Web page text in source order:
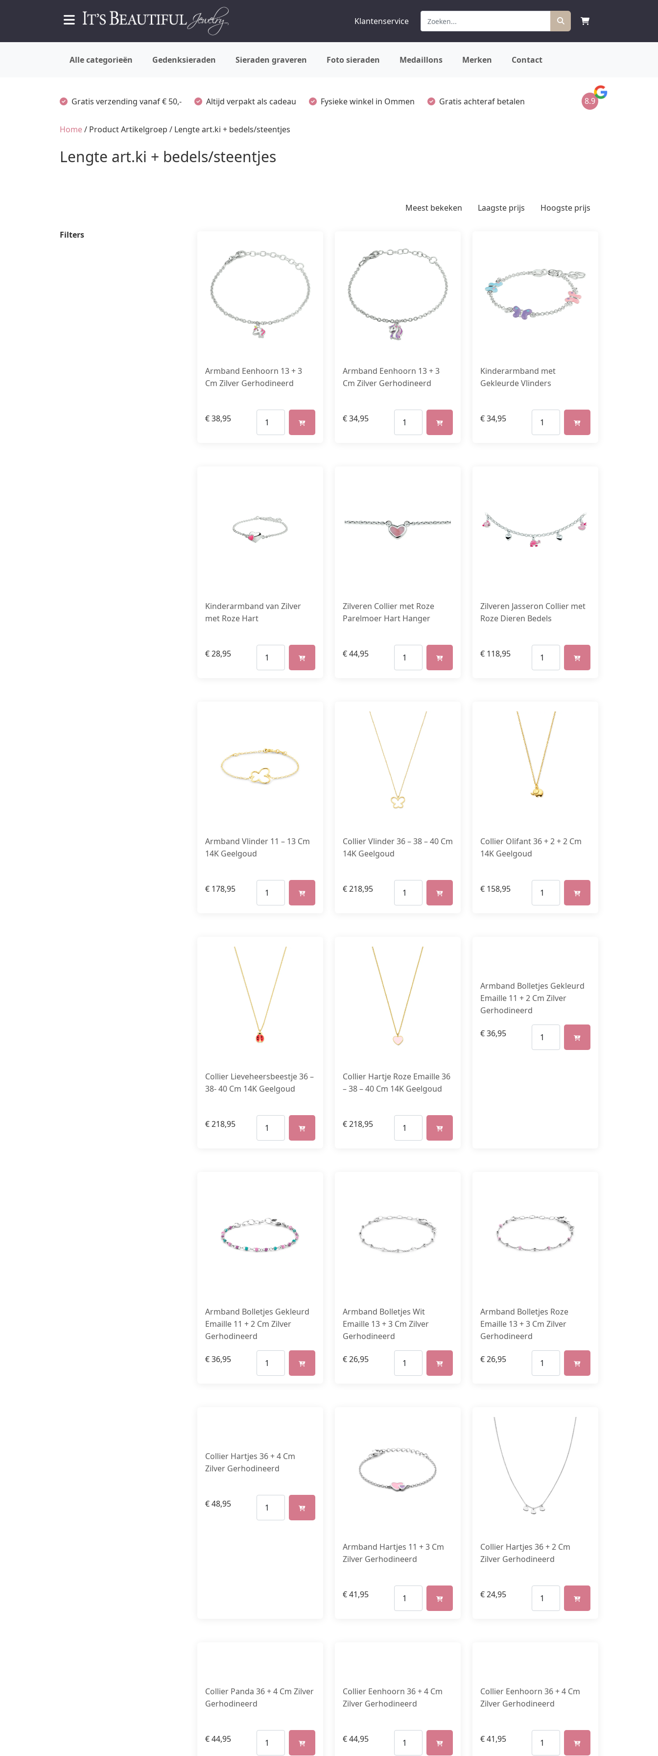
Klantenservice
Alle categorieën Gedenksieraden Sieraden graveren Foto sieraden Medaillons Merken Contact
Gratis verzending vanaf € 50,- Altijd verpakt als cadeau Fysieke winkel in Ommen Gratis achteraf betalen 8.9
Home/ Product Artikelgroep / Lengte art.ki + bedels/steentjes
Lengte art.ki + bedels/steentjes
Filters
Meest bekeken Laagste prijs Hoogste prijs
Armband Eenhoorn 13 + 3
Cm Zilver Gerhodineerd
€38,95
Armband Eenhoorn 13 + 3
Cm Zilver Gerhodineerd
€34,95
Kinderarmband met
Gekleurde Vlinders
€34,95
Kinderarmband van Zilver
met Roze Hart
€28,95
Zilveren Collier met Roze
Parelmoer Hart Hanger
€44,95
Zilveren Jasseron Collier met
Roze Dieren Bedels
€118,95
Armband Vlinder 11 – 13 Cm
14K Geelgoud
€ 178,95
Collier Vlinder 36 – 38 – 40 Cm
14K Geelgoud
€218,95
Collier Olifant 36 + 2 + 2 Cm
14K Geelgoud
€158,95
Collier Lieveheersbeestje 36 –
38- 40 Cm 14K Geelgoud
€218,95
Collier Hartje Roze Emaille 36
– 38 – 40 Cm 14K Geelgoud
€218,95
Armband Bolletjes Gekleurd
Emaille 11 + 2 Cm Zilver
Gerhodineerd
€36,95
Armband Bolletjes Gekleurd
Emaille 11 + 2 Cm Zilver
Gerhodineerd
€36,95
Armband Bolletjes Wit
Emaille 13 + 3 Cm Zilver
Gerhodineerd
€26,95
Armband Bolletjes Roze
Emaille 13 + 3 Cm Zilver
Gerhodineerd
€26,95
Collier Hartjes 36 + 4 Cm
Zilver Gerhodineerd
€48,95
Armband Hartjes 11 + 3 Cm
Zilver Gerhodineerd
€41,95
Collier Hartjes 36 + 2 Cm
Zilver Gerhodineerd
€24,95
Collier Panda 36 + 4 Cm Zilver
Gerhodineerd
€44,95
Collier Eenhoorn 36 + 4 Cm
Zilver Gerhodineerd
€44,95
Collier Eenhoorn 36 + 4 Cm
Zilver Gerhodineerd
€41,95